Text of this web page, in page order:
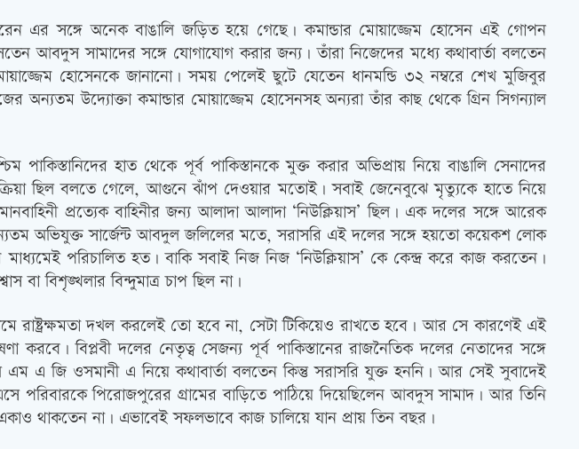
এর সঙ্গে অনেক বাঙালি জড়িত হয়ে গেছে। কমান্ডার মোয়াজ্জেম হোসেন এই গোপন
সামাদের সঙ্গে যোগাযোগ করার জন্য। তাঁরা নিজেদের মধ্যে কথাবার্তা বলতেন
হোসেনকে জানানো। সময় পেলেই ছুটে যেতেন ধানমন্ডি ৩২ নম্বরে শেখ মুজিবুর
অন্যতম উদ্যোক্তা কমান্ডার মোয়াজ্জেম হোসেনসহ অন্যরা তাঁর কাছ থেকে গ্রিন সিগন্যাল
হাত থেকে পূর্ব পাকিস্তানকে মুক্ত করার অভিপ্রায় নিয়ে বাঙালি সেনাদের
ছিল বলতে গেলে, আগুনে ঝাঁপ দেওয়ার মতোই। সবাই জেনেবুঝে মৃত্যুকে হাতে নিয়ে
প্রত্যেক বাহিনীর জন্য আলাদা আলাদা ‘নিউক্লিয়াস’ ছিল। এক দলের সঙ্গে আরেক
অভিযুক্ত সার্জেন্ট আবদুল জলিলের মতে, সরাসরি এই দলের সঙ্গে হয়তো কয়েকশ লোক
পরিচালিত হত। বাকি সবাই নিজ নিজ ‘নিউক্লিয়াস’ কে কেন্দ্র করে কাজ করতেন।
বিশৃঙ্খলার বিন্দুমাত্র চাপ ছিল না।
রাষ্ট্রক্ষমতা দখল করলেই তো হবে না, সেটা টিকিয়েও রাখতে হবে। আর সে কারণেই এই
বিপ্লবী দলের নেতৃত্ব সেজন্য পূর্ব পাকিস্তানের রাজনৈতিক দলের নেতাদের সঙ্গে
এ জি ওসমানী এ নিয়ে কথাবার্তা বলতেন কিন্তু সরাসরি যুক্ত হননি। আর সেই সুবাদেই
পিরোজপুরের গ্রামের বাড়িতে পাঠিয়ে দিয়েছিলেন আবদুস সামাদ। আর তিনি
থাকতেন না। এভাবেই সফলভাবে কাজ চালিয়ে যান প্রায় তিন বছর।